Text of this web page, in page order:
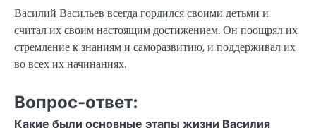
Василий Васильев всегда гордился своими детьми и
считал их своим настоящим достижением. Он поощрял их
стремление к знаниям и саморазвитию, и поддерживал их
во всех их начинаниях.
Вопрос-ответ:
Какие были основные этапы жизни Василия